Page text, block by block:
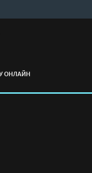
ОНЛАЙН